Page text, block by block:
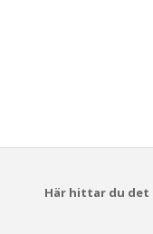
Här hittar du det